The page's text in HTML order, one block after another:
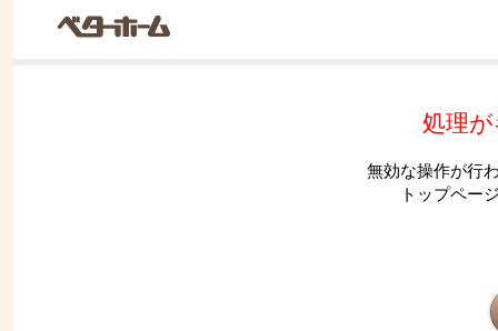
処理
無効な操作が行
トップペー